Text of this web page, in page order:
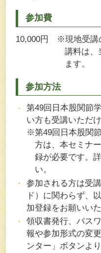
参加費
10,000円 ※現地受講
講料は、
ます。
参加方法
第49回日本股関節
い方も受講いただけ
※第49回日本股関
方は、本セミナ
録が必要です。
い。
参加される方は受
ド）に関わらず、
加登録をお願いいた
領収書発行、パス
報や参加形式の変
ンター」ボタンよ